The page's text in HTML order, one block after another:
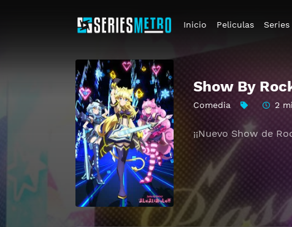
Inicio Peliculas Series
Show By
Comedia 2
¡¡Nuevo Show de